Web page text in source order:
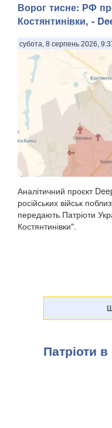
Ворог тисне: РФ
Костянтинівки, -
субота, 8 серпень 2026,
Аналітичний проєкт
російських військ
передають Патріоти
Костянтинівки".
Патріоти